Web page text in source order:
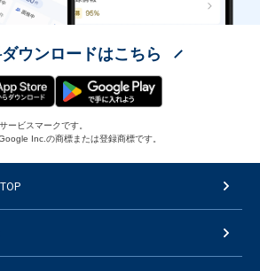
ウンロードはこちら
ビスマークです。
Inc.の商標または登録商標です。